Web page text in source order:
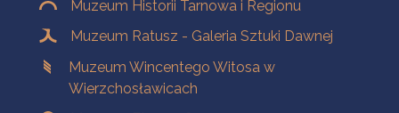
Muzeum Historii Tarnowa i Regionu
Muzeum Ratusz - Galeria Sztuki Dawnej
Muzeum Wincentego Witosa w
Wierzchosławicach